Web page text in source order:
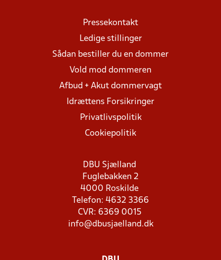
Pressekontakt
Ledige stillinger
Sådan bestiller du en dommer
Vold mod dommeren
Afbud + Akut dommervagt
Idrættens Forsikringer
Privatlivspolitik
Cookiepolitik
DBU Sjælland
Fuglebakken 2
4000 Roskilde
Telefon: 4632 3366
CVR: 6369 0015
info@dbusjaelland.dk